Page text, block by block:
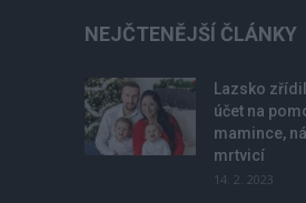
NEJČTENĚJŠÍ ČLÁNKY
Lazsko
účet na
mamince,
mrtvicí
14. 2. 2023